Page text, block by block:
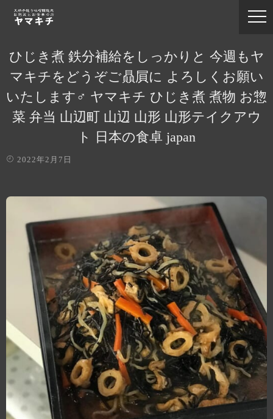
ひじき煮 鉄分補給をしっかりと 今週もヤ
マキチをどうぞご贔屓に よろしくお願い
いたします‍♂️ ヤマキチ ひじき煮 煮物 お惣
菜 弁当 山辺町 山辺 山形 山形テイクアウ
ト 日本の食卓 japan
2022年2月7日